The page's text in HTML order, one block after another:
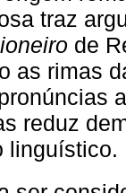
traz
de
as rimas
reduz
linguístico.